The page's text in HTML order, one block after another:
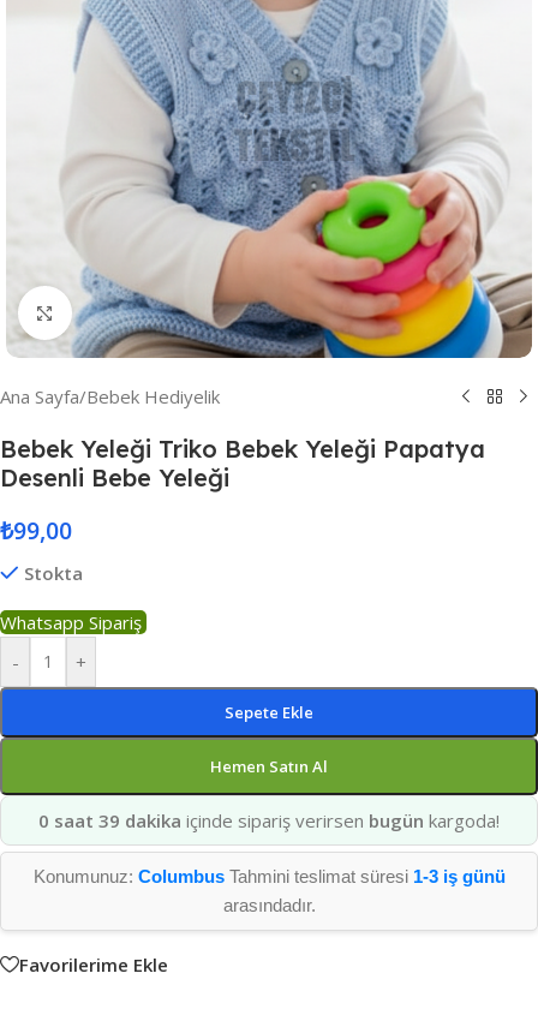
Resmi Büyüt
Ana Sayfa/Bebek Hediyelik
Bebek Yeleği Triko Bebek Yeleği Papatya
Desenli Bebe Yeleği
₺99,00
Stokta
Whatsapp Sipariş
-
+
Sepete Ekle
Hemen Satın Al
0 saat 39 dakika içinde sipariş verirsen bugün kargoda!
Konumunuz: ColumbusTahmini teslimat süresi 1-3 iş günü
arasındadır.
Favorilerime Ekle